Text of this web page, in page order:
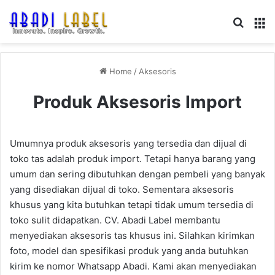
Home / Aksesoris
Produk Aksesoris Import
Umumnya produk aksesoris yang tersedia dan dijual di
toko tas adalah produk import. Tetapi hanya barang yang
umum dan sering dibutuhkan dengan pembeli yang banyak
yang disediakan dijual di toko. Sementara aksesoris
khusus yang kita butuhkan tetapi tidak umum tersedia di
toko sulit didapatkan. CV. Abadi Label membantu
menyediakan aksesoris tas khusus ini. Silahkan kirimkan
foto, model dan spesifikasi produk yang anda butuhkan
kirim ke nomor Whatsapp Abadi. Kami akan menyediakan